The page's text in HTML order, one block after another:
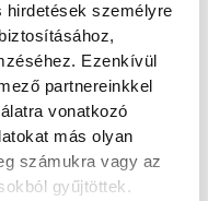
hirdetések személyre
Ezenkívül
partnereinkkel
vonatkozó
más olyan
számukra vagy az
gyűjtöttek.